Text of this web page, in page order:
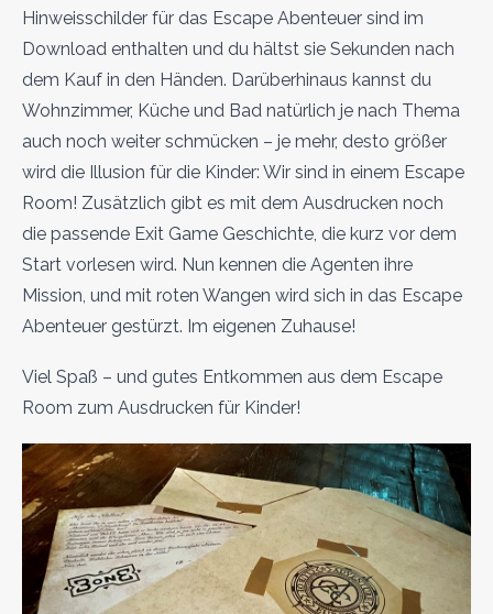
Hinweisschilder für das Escape Abenteuer sind im
Download enthalten und du hältst sie Sekunden nach
dem Kauf in den Händen. Darüberhinaus kannst du
Wohnzimmer, Küche und Bad natürlich je nach Thema
auch noch weiter schmücken – je mehr, desto größer
wird die Illusion für die Kinder: Wir sind in einem Escape
Room! Zusätzlich gibt es mit dem Ausdrucken noch
die passende Exit Game Geschichte, die kurz vor dem
Start vorlesen wird. Nun kennen die Agenten ihre
Mission, und mit roten Wangen wird sich in das Escape
Abenteuer gestürzt. Im eigenen Zuhause!
Viel Spaß – und gutes Entkommen aus dem Escape
Room zum Ausdrucken für Kinder!